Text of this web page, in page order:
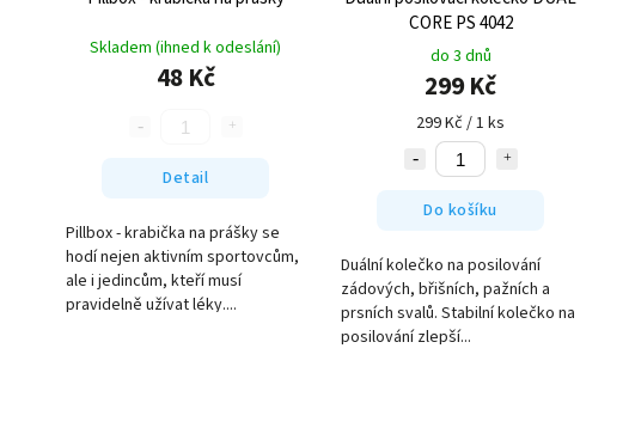
Skladem (ihned k odeslání)
48 Kč
Detail
Pillbox - krabička na prášky se
hodí nejen aktivním sportovcům,
ale i jedincům, kteří musí
pravidelně užívat léky....
CORE PS 4042
do 3 dnů
299 Kč
299 Kč / 1 ks
Do košíku
Duální kolečko na posilování
zádových, břišních, pažních a
prsních svalů. Stabilní kolečko na
posilování zlepší...